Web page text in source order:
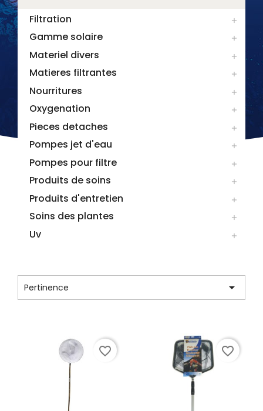
Filtration 
Gamme solaire 
Materiel divers 
Matieres filtrantes 
Nourritures 
Oxygenation 
Pieces detaches 
Pompes jet d'eau 
Pompes pour filtre 
Produits de soins 
Produits d'entretien 
Soins des plantes 
Uv 
Pertinence 
favorite_border favorite_border